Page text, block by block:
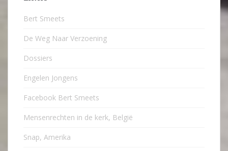
Bert Smeets
De Weg Naar Verzoening
Dossiers
Engelen Jongens
Facebook Bert Smeets
Mensenrechten in de kerk, België
Snap, Amerika